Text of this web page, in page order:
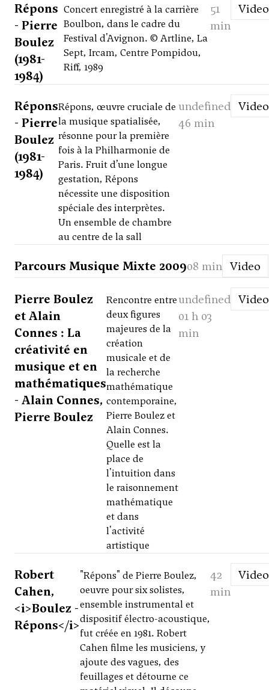
Répons
- Pierre
Boulez
(1981-
1984)
Concert enregistré à la carrière
Boulbon, dans le cadre du
Festival d'Avignon. © Artline, La
Sept, Ircam, Centre Pompidou,
Riff, 1989
51
min
Video
Répons
- Pierre
Boulez
(1981-
1984)
Répons, œuvre cruciale de
la musique spatialisée,
résonne pour la première
fois à la Philharmonie de
Paris. Fruit d’une longue
gestation, Répons
nécessite une disposition
spéciale des interprètes.
Un ensemble de chambre
au centre de la sall
undefined
46 min
Video
Parcours Musique Mixte 200908 min Video
Pierre Boulez
et Alain
Connes : La
créativité en
musique et en
mathématiques
- Alain Connes,
Pierre Boulez
Rencontre entre
deux figures
majeures de la
création
musicale et de
la recherche
mathématique
contemporaine,
Pierre Boulez et
Alain Connes.
Quelle est la
place de
l'intuition dans
le raisonnement
mathématique
et dans
l'activité
artistique
undefined
01 h 03
min
Video
Robert
Cahen,
<i>Boulez -
Répons</i>
"Répons" de Pierre Boulez,
oeuvre pour six solistes,
ensemble instrumental et
dispositif électro-acoustique,
fut créée en 1981. Robert
Cahen filme les musiciens, y
ajoute des vagues, des
feuillages et détourne ce
42
min
Video